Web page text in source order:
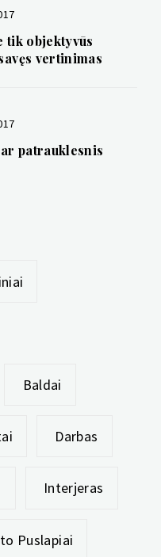
tik objektyvūs
vertinimas
patrauklesnis
Baldai
Darbas
Interjeras
Puslapiai